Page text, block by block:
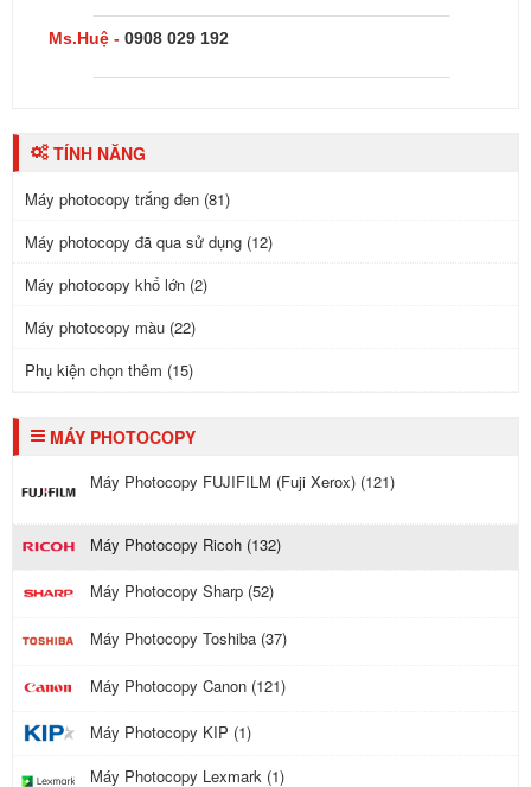
Ms.Huệ - 0908 029 192
TÍNH NĂNG
Máy photocopy trắng đen (81)
Máy photocopy đã qua sử dụng (12)
Máy photocopy khổ lớn (2)
Máy photocopy màu (22)
Phụ kiện chọn thêm (15)
MÁY PHOTOCOPY
Máy Photocopy FUJIFILM (Fuji Xerox) (121)
Máy Photocopy Ricoh (132)
Máy Photocopy Sharp (52)
Máy Photocopy Toshiba (37)
Máy Photocopy Canon (121)
Máy Photocopy KIP (1)
Máy Photocopy Lexmark (1)